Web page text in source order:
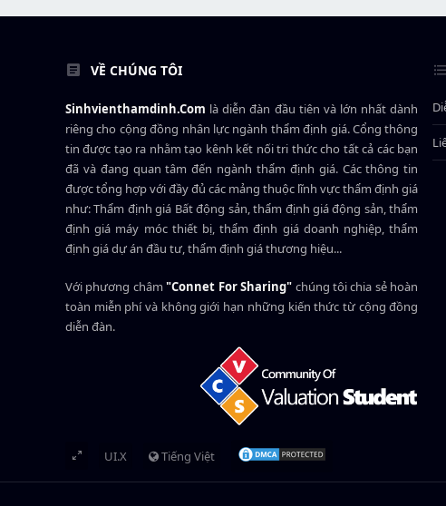
VỀ CHÚNG TÔI
Sinhvienthamdinh.Com là diễn đàn đầu tiên và lớn nhất dành
riêng cho cộng đồng nhân lực ngành thẩm định giá. Cổng thông
tin được tạo ra nhằm tạo kênh kết nối tri thức cho tất cả các bạn
đã và đang quan tâm đến ngành thẩm định giá. Các thông tin
được tổng hợp với đầy đủ các mảng thuộc lĩnh vực thẩm định giá
như: Thẩm định giá Bất động sản, thẩm định giá động sản, thẩm
định giá máy móc thiết bị, thẩm định giá doanh nghiệp, thẩm
định giá dự án đầu tư, thẩm định giá thương hiệu...
Với phương châm"Connet For Sharing" chúng tôi chia sẻ hoàn
toàn miễn phí và không giới hạn những kiến thức từ cộng đồng
diễn đàn.
UI.X Tiếng Việt